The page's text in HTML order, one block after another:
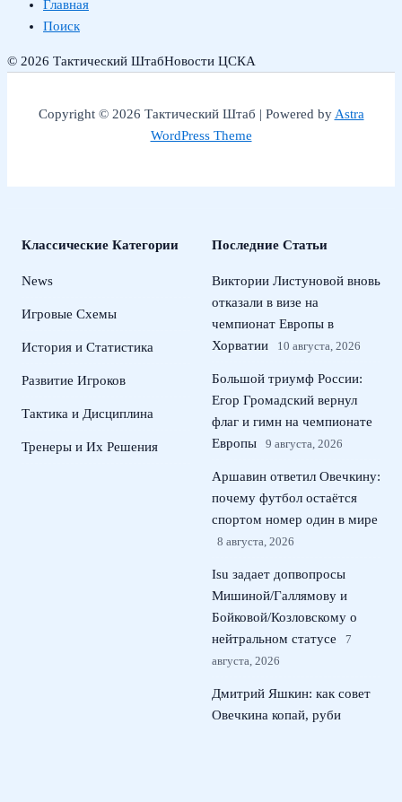
Главная
Поиск
© 2026 Тактический ШтабНовости ЦСКА
Copyright © 2026 Тактический Штаб | Powered byAstra
WordPress Theme
Классические Категории
News
Игровые Схемы
История и Статистика
Развитие Игроков
Тактика и Дисциплина
Тренеры и Их Решения
Последние Статьи
Виктории Листуновой вновь
отказали в визе на
чемпионат Европы в
Хорватии
10 августа, 2026
Большой триумф России:
Егор Громадский вернул
флаг и гимн на чемпионате
Европы
9 августа, 2026
Аршавин ответил Овечкину:
почему футбол остаётся
спортом номер один в мире
8 августа, 2026
Isu задает допвопросы
Мишиной/Галлямову и
Бойковой/Козловскому о
нейтральном статусе
7
августа, 2026
Дмитрий Яшкин: как совет
Овечкина копай, руби